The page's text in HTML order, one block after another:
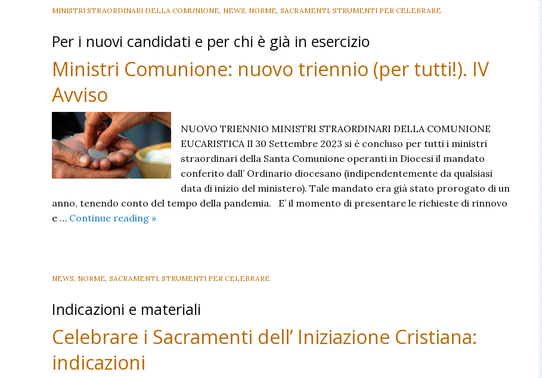
del
MINISTRI STRAORDINARI DELLA COMUNIONE, NEWS, NORME, SACRAMENTI, STRUMENTI PER CELEBRARE
Per i nuovi candidati e per chi è già in esercizio
Ministri Comunione: nuovo triennio (per tutti!). IV
Avviso
NUOVO TRIENNIO MINISTRI STRAORDINARI DELLA COMUNIONE
EUCARISTICA Il 30 Settembre 2023 si è concluso per tutti i ministri
straordinari della Santa Comunione operanti in Diocesi il mandato
conferito dall’ Ordinario diocesano (indipendentemente da qualsiasi
data di inizio del ministero). Tale mandato era già stato prorogato di un
anno, tenendo conto del tempo della pandemia. E’ il momento di presentare le richieste di rinnovo
e … Continue reading Ministri
(per
IV
»
NEWS, NORME, SACRAMENTI, STRUMENTI PER CELEBRARE
Indicazioni e materiali
Celebrare i Sacramenti dell’ Iniziazione Cristiana:
indicazioni